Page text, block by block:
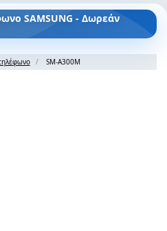
SAMSUNG - Δωρεάν
SM-A300M